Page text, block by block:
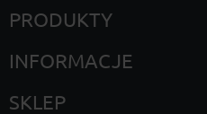
PRODUKTY
INFORMACJE
SKLEP